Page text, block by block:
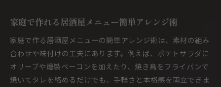
家庭で作れる居酒屋メニュー簡単アレンジ術
家庭で作る居酒屋メニューの簡単アレンジ術は、素材の組み
合わせや味付けの工夫にあります。例えば、ポテトサラダに
オリーブや燻製ベーコンを加えたり、焼き鳥をフライパンで
焼いてタレを絡めるだけでも、手軽さと本格感を両立できま